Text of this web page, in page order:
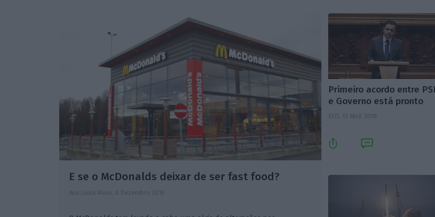
E se o McDonalds deixar de ser fast food?
Ana Luísa Alves, 8 Dezembro 2016
Primeiro acordo entre
e Governo está pronto
ECO, 13 Abril 2018